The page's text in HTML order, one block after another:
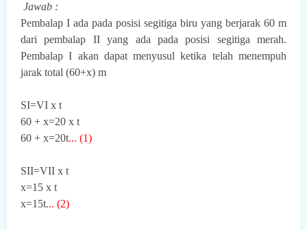
Jawab :
Pembalap I ada pada posisi segitiga biru yang berjarak 60 m
dari pembalap II yang ada pada posisi segitiga merah.
Pembalap I akan dapat menyusul ketika telah menempuh
jarak total (60+x) m
SI=VI x t
60 + x=20 x t
60 + x=20t... (1)
SII=VII x t
x=15 x t
x=15t... (2)